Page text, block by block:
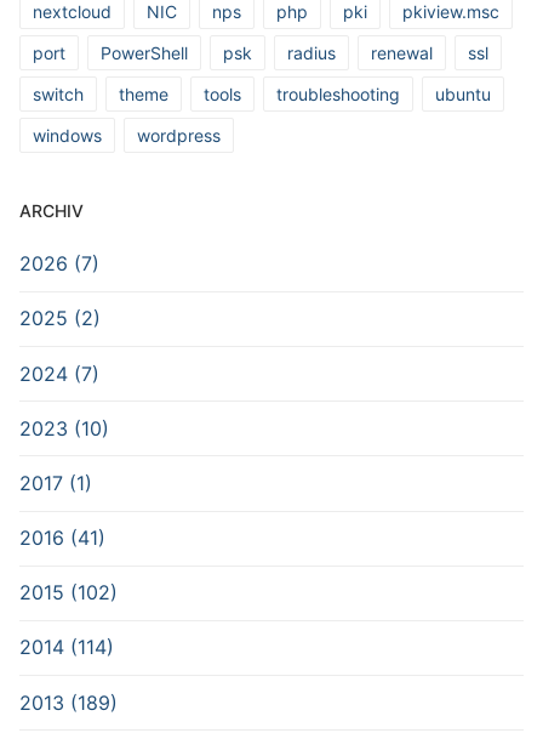
nextcloud
NIC nps php pki
pkiview.msc
port
PowerShell psk radius renewal
ssl
switch
theme tools troubleshooting
ubuntu
windows
wordpress
ARCHIV
2026 (7)
2025 (2)
2024 (7)
2023 (10)
2017 (1)
2016 (41)
2015 (102)
2014 (114)
2013 (189)